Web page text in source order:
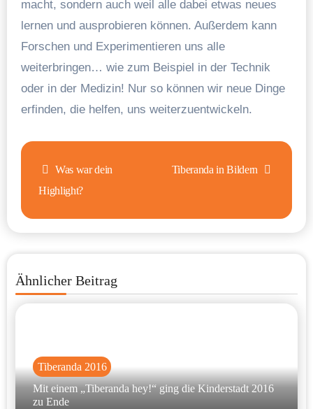
macht, sondern auch weil alle dabei etwas neues
lernen und ausprobieren können. Außerdem kann
Forschen und Experimentieren uns alle
weiterbringen… wie zum Beispiel in der Technik
oder in der Medizin! Nur so können wir neue Dinge
erfinden, die helfen, uns weiterzuentwickeln.
Beitragsnavigation
Was war dein
Highlight?
Tiberanda in Bildern
Ähnlicher Beitrag
Tiberanda 2016
Mit einem „Tiberanda hey!“ ging die Kinderstadt 2016
zu Ende